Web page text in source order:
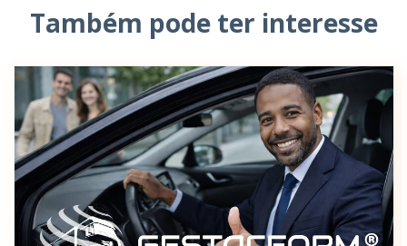
Também pode ter interesse